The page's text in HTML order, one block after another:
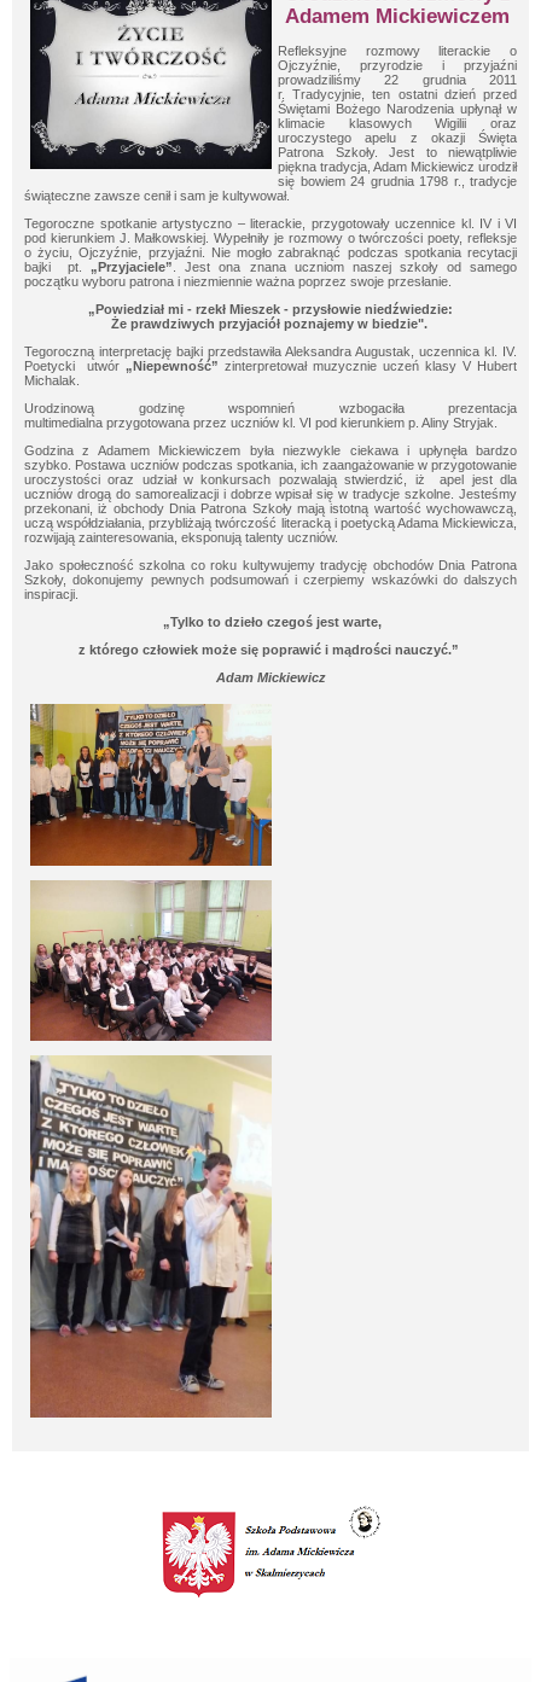
Adamem Mickiewiczem
Refleksyjne rozmowy literackie o
Ojczyźnie, przyrodzie i przyjaźni
prowadziliśmy 22 grudnia 2011
r.
Tradycyjnie, ten ostatni dzień przed
Świętami Bożego Narodzenia upłynął w
klimacie klasowych Wigilii oraz
uroczystego apelu z okazji Święta
Patrona Szkoły. Jest to niewątpliwie
piękna tradycja, Adam Mickiewicz urodził
się bowiem 24 grudnia 1798 r., tradycje
świąteczne zawsze cenił i sam je kultywował.
Tegoroczne spotkanie artystyczno – literackie, przygotowały uczennice kl. IV i VI
pod kierunkiem J. Małkowskiej. Wypełniły je rozmowy o twórczości poety, refleksje
o życiu, Ojczyźnie, przyjaźni. Nie mogło zabraknąć podczas spotkania recytacji
bajki pt.„Przyjaciele”
. Jest ona znana uczniom naszej szkoły od samego
początku wyboru patrona i niezmiennie ważna poprzez swoje przesłanie.
„Powiedział mi - rzekł Mieszek - przysłowie niedźwiedzie:
Że prawdziwych przyjaciół poznajemy w biedzie".
Tegoroczną interpretację bajki przedstawiła Aleksandra Augustak, uczennica kl. IV.
Poetycki utwór „Niepewność” zinterpretował muzycznie uczeń klasy V Hubert
Michalak.
Urodzinową godzinę wspomnień wzbogaciła prezentacja
multimedialna przygotowana przez uczniów kl. VI pod kierunkiem p. Aliny Stryjak.
Godzina z Adamem Mickiewiczem była niezwykle ciekawa i upłynęła bardzo
szybko. Postawa uczniów podczas spotkania, ich zaangażowanie w przygotowanie
uroczystości oraz udział w konkursach pozwalają stwierdzić, iż apel jest dla
uczniów drogą do samorealizacji i dobrze wpisał się w tradycje szkolne. Jesteśmy
przekonani, iż obchody Dnia Patrona Szkoły mają istotną wartość wychowawczą,
uczą współdziałania, przybliżają twórczość literacką i poetycką Adama Mickiewicza,
rozwijają zainteresowania, eksponują talenty uczniów.
Jako społeczność szkolna co roku kultywujemy tradycję obchodów Dnia Patrona
Szkoły, dokonujemy pewnych podsumowań i czerpiemy wskazówki do dalszych
inspiracji.
„Tylko to dzieło czegoś jest warte,
z którego człowiek może się poprawić i mądrości nauczyć.”
Adam Mickiewicz